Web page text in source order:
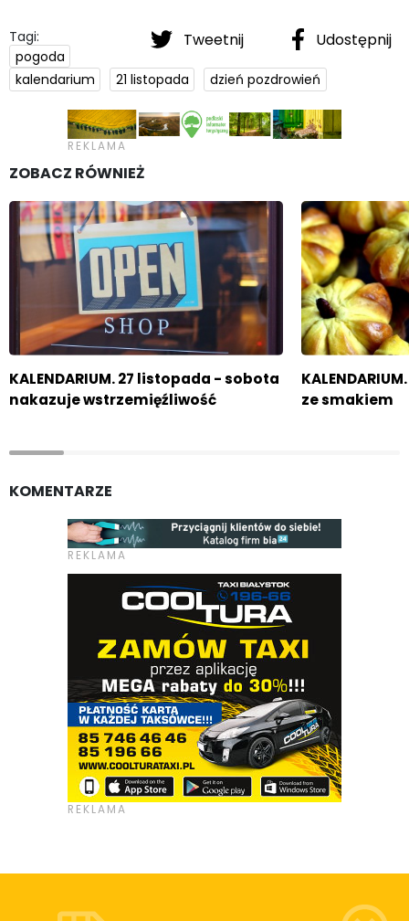
Tweetnij Udostępnij
Tagi:
pogoda
kalendarium
21 listopada dzień pozdrowień
ZOBACZ RÓWNIEŻ
KALENDARIUM. 27 listopada - sobota
nakazuje wstrzemięźliwość
ze smakiem
KOMENTARZE